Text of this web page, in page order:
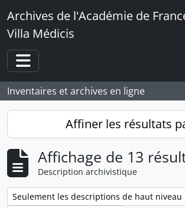
Skip to main content
Archives de l'Académie de
Villa Médicis
Toggle navigation
Inventaires et archives en ligne
Affiner les résultats
Affichage de 13
Description archivistique
Remove filter:
Seulement les descriptions de haut niveau